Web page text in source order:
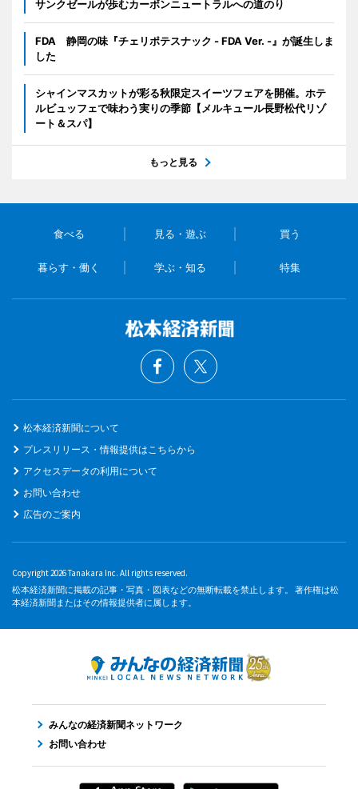
サンクゼールが歩むカーボンニュートラルへの道のり
FDA 静岡の味『チェリポテスナック - FDA Ver. -』が誕生しま
した
シャインマスカットが彩る秋限定スイーツフェアを開催。ホテ
ルビュッフェで味わう実りの季節【メルキュール長野松代リゾ
ート＆スパ】
もっと見る
食べる 見る・遊ぶ 買う
暮らす・働く 学ぶ・知る 特集
松本経済新聞について
プレスリリース・情報提供はこちらから
アクセスデータの利用について
お問い合わせ
広告のご案内
Copyright 2026 Tanakara Inc. All rights reserved.
松本経済新聞に掲載の記事・写真・図表などの無断転載を禁止します。 著作権は松
本経済新聞またはその情報提供者に属します。
みんなの経済新聞ネットワーク
お問い合わせ